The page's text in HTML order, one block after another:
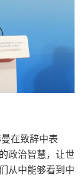
在致辞中表
政治智慧，让世
从中能够看到中